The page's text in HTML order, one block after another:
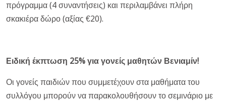
πρόγραμμα (4 συναντήσεις) και περιλαμβάνει πλήρη
σκακιέρα δώρο (αξίας €20).
Ειδική έκπτωση 25% για γονείς μαθητών Βενιαμίν!
Οι γονείς παιδιών που συμμετέχουν στα μαθήματα του
συλλόγου μπορούν να παρακολουθήσουν το σεμινάριο με